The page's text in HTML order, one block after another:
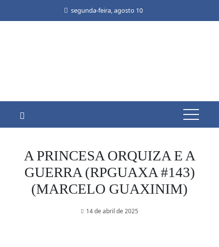
segunda-feira, agosto 10
A PRINCESA ORQUIZA E A
GUERRA (RPGUAXA #143)
(MARCELO GUAXINIM)
14 de abril de 2025